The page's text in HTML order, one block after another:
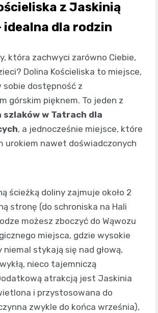
z Jaskinią
idealna dla rodzin
która zachwyci zarówno Ciebie,
Dolina Kościeliska to miejsce,
sobie dostępność z
górskim pięknem. To jeden z
szlaków w Tatrach dla
, a jednocześnie miejsce, które
urokiem nawet doświadczonych
ścieżką doliny zajmuje około 2
stronę (do schroniska na Hali
możesz zboczyć do Wąwozu
miejsca, gdzie wysokie
niemal stykają się nad głową,
nieco tajemniczą
atrakcją jest Jaskinia
i przystosowana do
zwykle do końca września),